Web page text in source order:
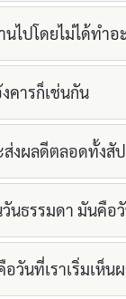
ไปโดยไม่ได้ทำอ
คารก็เช่นกัน
ส่งผลดีตลอดทั้งสั
นธรรมดา มันคือ
วันที่เราเริ่มเห็น